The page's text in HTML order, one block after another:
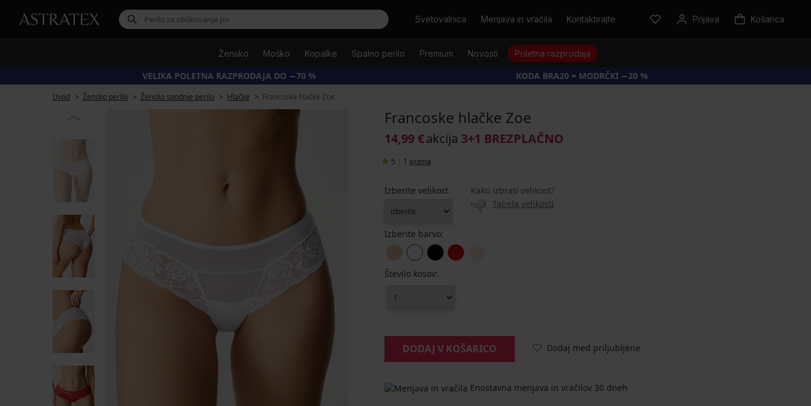
Svetovalnica Menjava in vračila Kontaktirajte Prijava Košarica
Žensko Moško Kopalke Spalno perilo Premium Novosti Poletna razprodaja
VELIKA POLETNA RAZPRODAJA DO −70 % KODA BRA20 = MODRČKI −20 %
Uvod Žensko perilo Žensko spodnje perilo Hlačke Francoske hlačke Zoe
Francoske hlačke Zoe
14,99 €akcija 3+1 BREZPLAČNO
5 1 ocena
Izberite velikost
Kako izbrati velikost?
Tabela velikosti
Izberite barvo:
Število kosov:
DODAJ V KOŠARICO Dodaj med priljubljene
Enostavna menjava in vračilov 30 dneh